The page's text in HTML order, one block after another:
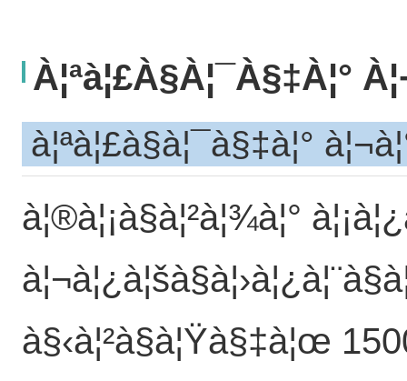
À¦ªà¦£à§à¦¯à§‡à¦°
à¦ªà¦£à§à¦¯à§‡à¦°
à¦®à¦¡à§à¦²à¦¾à¦°
à§‹à¦²à§à¦Ÿà§‡à¦œ